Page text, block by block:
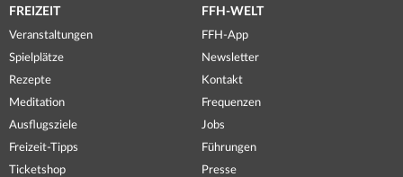
FREIZEIT
Veranstaltungen
Spielplätze
Rezepte
Meditation
Ausflugsziele
Freizeit-Tipps
Ticketshop
FFH-WELT
FFH-App
Newsletter
Kontakt
Frequenzen
Jobs
Führungen
Presse